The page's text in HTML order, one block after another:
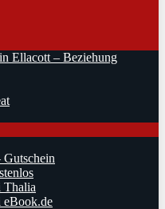
Ellacott – Beziehung
Thalia
eBook.de